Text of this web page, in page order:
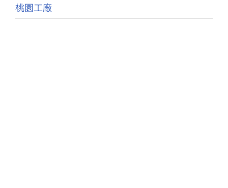
桃園工廠